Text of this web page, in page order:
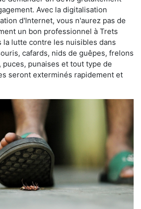
Avec la digitalisation
d'Internet, vous n'aurez pas de
un bon professionnel à Trets
la lutte contre les nuisibles dans
cafards, nids de guêpes, frelons
puces, punaises et tout type de
seront exterminés rapidement et